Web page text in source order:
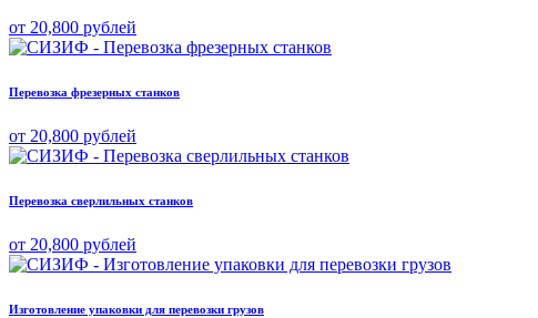
от 20,800 рублей
Перевозка фрезерных станков
от 20,800 рублей
Перевозка сверлильных станков
от 20,800 рублей
Изготовление упаковки для перевозки грузов